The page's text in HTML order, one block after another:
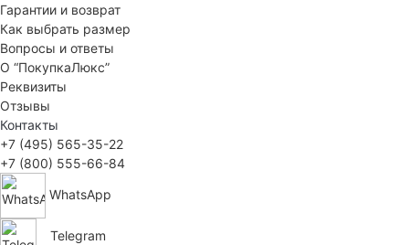
Гарантии и возврат
Как выбрать размер
Вопросы и ответы
О “ПокупкаЛюкс”
Реквизиты
Отзывы
Контакты
+7 (495) 565-35-22
+7 (800) 555-66-84
WhatsApp
Telegram